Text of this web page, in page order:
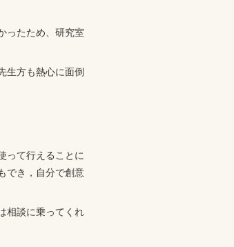
ったため、研究室
生方も熱心に面倒
って行えることに
でき，自分で創意
相談に乗ってくれ